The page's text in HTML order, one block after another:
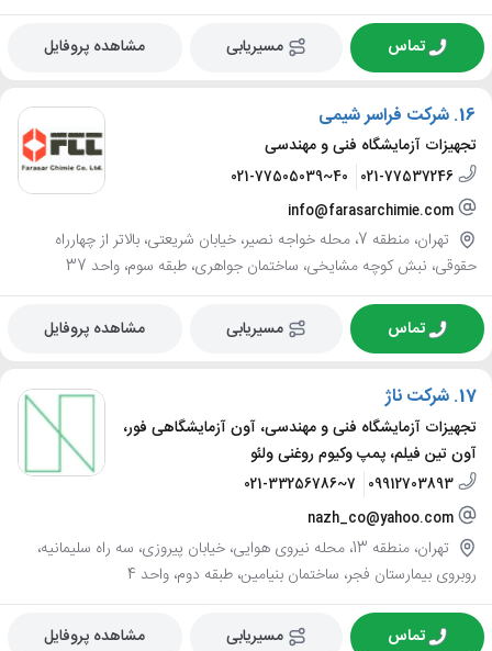
تماس مسیریابی مشاهده پروفایل
16. شرکت فراسر شیمی
تجهیزات آزمایشگاه فنی و مهندسی
021-77537246
021-77505039~40
info@farasarchimie.com
تهران، منطقه 7، محله خواجه نصیر، خیابان شریعتی، بالاتر از چهارراه
حقوقی، نبش کوچه مشایخی، ساختمان جواهری، طبقه سوم، واحد 37
تماس مسیریابی مشاهده پروفایل
17. شرکت ناژ
تجهیزات آزمایشگاه فنی و مهندسی، آون آزمایشگاهی فور،
آون تین فیلم، پمپ وکیوم روغنی ولئو
09912703893
021-33256786~7
nazh_co@yahoo.com
تهران، منطقه 13، محله نیروی هوایی، خیابان پیروزی، سه راه سلیمانیه،
روبروی بیمارستان فجر، ساختمان بنیامین، طبقه دوم، واحد 4
تماس مسیریابی مشاهده پروفایل